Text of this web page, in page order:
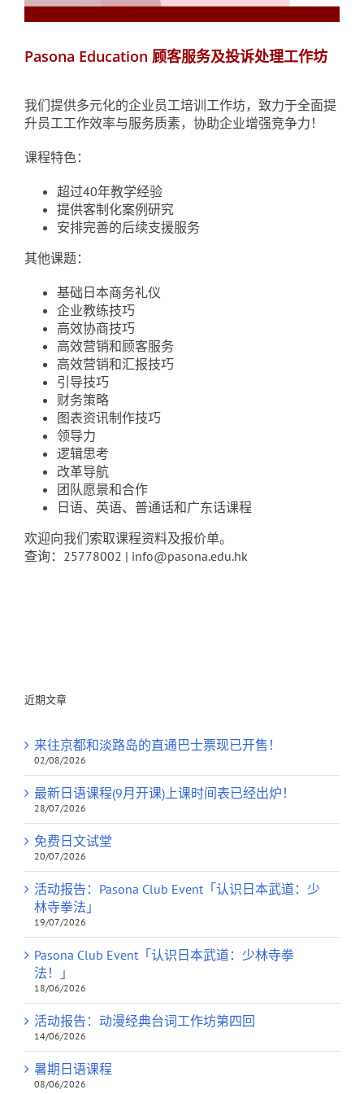
Pasona Education 顾客服务及投诉处理工作坊
我们提供多元化的企业员工培训工作坊，致力于全面提
升员工工作效率与服务质素，协助企业增强竞争力！
课程特色：
超过40年教学经验
提供客制化案例研究
安排完善的后续支援服务
其他课题：
基础日本商务礼仪
企业教练技巧
高效协商技巧
高效营销和顾客服务
高效营销和汇报技巧
引导技巧
财务策略
图表资讯制作技巧
领导力
逻辑思考
改革导航
团队愿景和合作
日语、英语、普通话和广东话课程
欢迎向我们索取课程资料及报价单。
查询：25778002 | info@pasona.edu.hk
近期文章
来往京都和淡路岛的直通巴士票现已开售！
02/08/2026
最新日语课程(9月开课)上课时间表已经出炉！
28/07/2026
免费日文试堂
20/07/2026
活动报告：Pasona Club Event「认识日本武道：少
林寺拳法」
19/07/2026
Pasona Club Event「认识日本武道：少林寺拳
法！」
18/06/2026
活动报告：动漫经典台词工作坊第四回
14/06/2026
暑期日语课程
08/06/2026